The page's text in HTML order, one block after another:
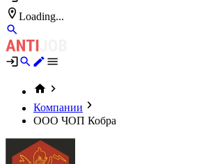
Loading...
Компании
ООО ЧОП Кобра